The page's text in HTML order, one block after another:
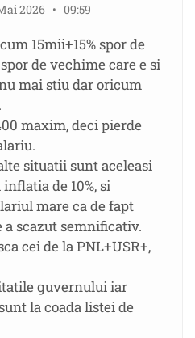
2026 • 09:59
15mii+15% spor de
de vechime care e si
mai stiu dar oricum
maxim, deci pierde
situatii sunt aceleasi
de 10%, si
mare ca de fapt
a scazut semnificativ.
cei de la PNL+USR+,
guvernului iar
la coada listei de